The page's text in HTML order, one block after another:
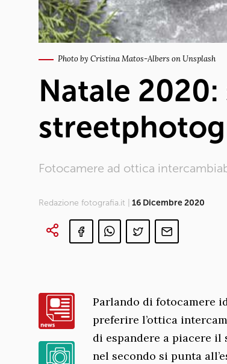
Photo by Cristina Matos-Albers on Unsplash
Natale
Fotocamere ad ottica
Redazione fotografia.it | 16 Dicembre 2020
Parlando di fotocamere
preferire l’ottica
di espandere a piacere
nel secondo si punta